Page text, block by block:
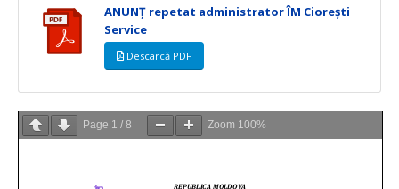
ANUNȚ repetat administrator ÎM Ciorești
Service
Descarcă PDF
Page 1 / 8 Zoom 100%